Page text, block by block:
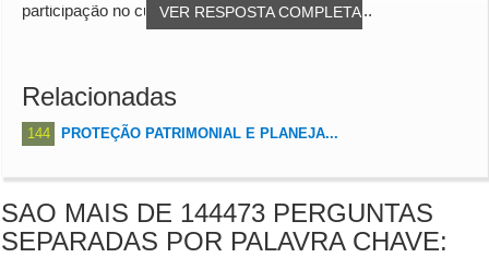
VER RESPOSTA COMPLETA
participação no curso. De acordo com o seu qu...
Relacionadas
144 PROTEÇÃO PATRIMONIAL E PLANEJA...
SAO MAIS DE 144473 PERGUNTAS
SEPARADAS POR PALAVRA CHAVE: